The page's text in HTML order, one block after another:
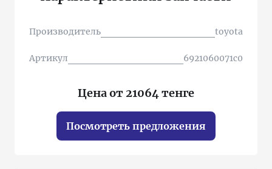
Производитель toyota
Артикул 6921060071c0
Цена от 21064 тенге
Посмотреть предложения